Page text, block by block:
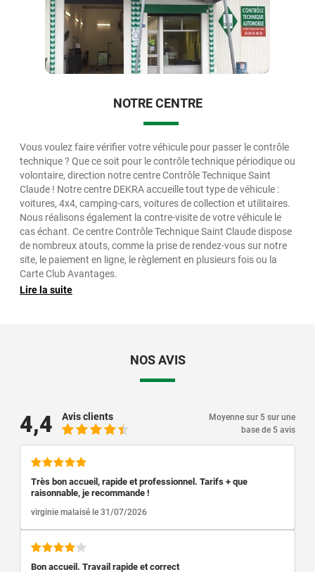
NOTRE CENTRE
Vous voulez faire vérifier votre véhicule pour passer le contrôle
technique ? Que ce soit pour le contrôle technique périodique ou
volontaire, direction notre centre Contrôle Technique Saint
Claude ! Notre centre DEKRA accueille tout type de véhicule :
voitures, 4x4, camping-cars, voitures de collection et utilitaires.
Nous réalisons également la contre-visite de votre véhicule le
cas échant. Ce centre Contrôle Technique Saint Claude dispose
de nombreux atouts, comme la prise de rendez-vous sur notre
site, le paiement en ligne, le règlement en plusieurs fois ou la
Carte Club Avantages.
Lire la suite
NOS AVIS
4,4 Avis clients
Moyenne sur 5 sur une
base de 5 avis
Très bon accueil, rapide et professionnel. Tarifs + que
raisonnable, je recommande !
virginie malaisé le 31/07/2026
Bon accueil. Travail rapide et correct